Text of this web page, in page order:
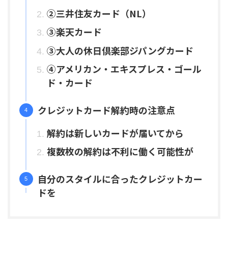
②三井住友カード（NL）
③楽天カード
③大人の休日倶楽部ジパングカード
④アメリカン・エキスプレス・ゴール
ド・カード
クレジットカード解約時の注意点
解約は新しいカードが届いてから
複数枚の解約は不利に働く可能性が
自分のスタイルに合ったクレジットカー
ドを